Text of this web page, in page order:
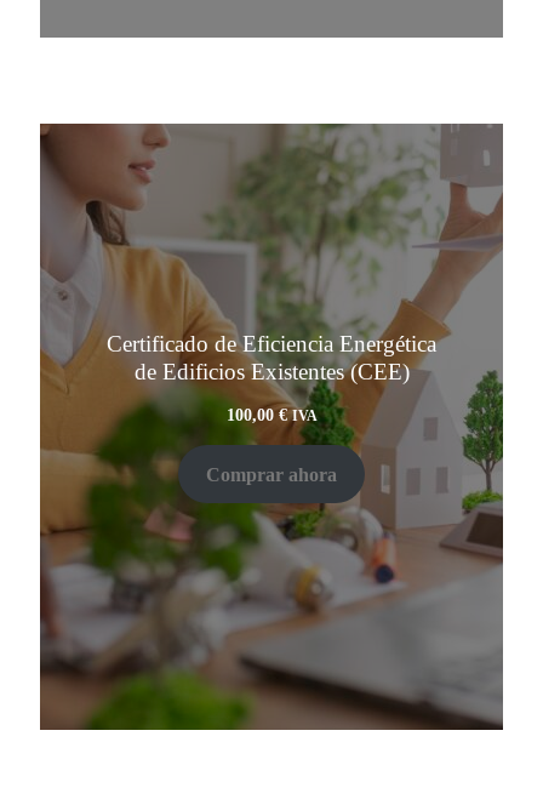
Certificado de Eficiencia Energética
de Edificios Existentes (CEE)
100,00€ IVA
Comprar ahora